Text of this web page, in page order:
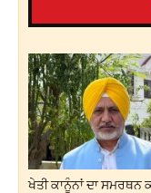
ਖੇਤੀ ਕਾਨੂੰਨਾਂ ਦਾ ਸਮਰਥਨ